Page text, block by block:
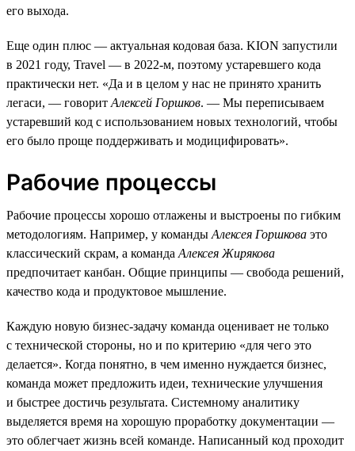
его выхода.
Еще один плюс — актуальная кодовая база. KION запустили
в 2021 году, Travel — в 2022-м, поэтому устаревшего кода
практически нет. «Да и в целом у нас не принято хранить
легаси, — говорит Алексей Горшков. — Мы переписываем
устаревший код с использованием новых технологий, чтобы
его было проще поддерживать и модицифировать».
Рабочие процессы
Рабочие процессы хорошо отлажены и выстроены по гибким
методологиям. Например, у команды Алексея Горшкова это
классический скрам, а команда Алексея Жирякова
предпочитает канбан. Общие принципы — свобода решений,
качество кода и продуктовое мышление.
Каждую новую бизнес-задачу команда оценивает не только
с технической стороны, но и по критерию «для чего это
делается». Когда понятно, в чем именно нуждается бизнес,
команда может предложить идеи, технические улучшения
и быстрее достичь результата. Системному аналитику
выделяется время на хорошую проработку документации —
это облегчает жизнь всей команде. Написанный код проходит